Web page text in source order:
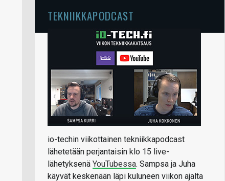
TEKNIIKKAPODCAST
io-techin viikottainen tekniikkapodcast
lähetetään perjantaisin klo 15 live-
lähetyksenä YouTubessa. Sampsa ja Juha
käyvät keskenään läpi kuluneen viikon ajalta